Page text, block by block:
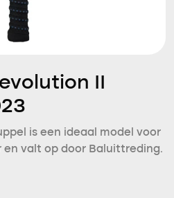
II
is een ideaal model voor
valt op door Baluittreding.